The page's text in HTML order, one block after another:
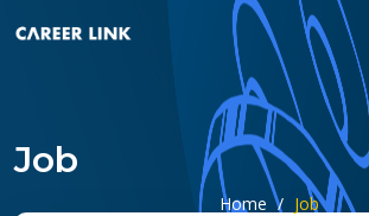
Job
Home / Job